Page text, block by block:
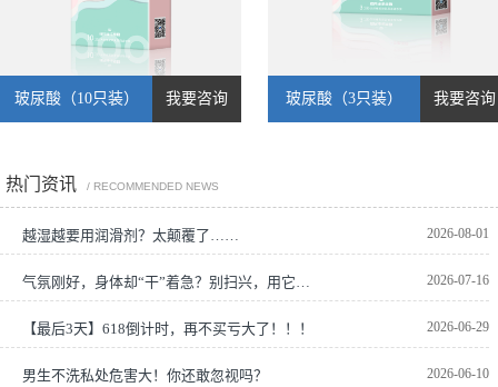
玻尿酸（10只装） 我要咨询 玻尿酸（3只装） 我要咨询
热门资讯 / RECOMMENDED NEWS
2026-08-01
越湿越要用润滑剂？太颠覆了……
2026-07-16
气氛刚好，身体却“干”着急？别扫兴，用它丝滑深入~
2026-06-29
【最后3天】618倒计时，再不买亏大了！！！
2026-06-10
男生不洗私处危害大！你还敢忽视吗？